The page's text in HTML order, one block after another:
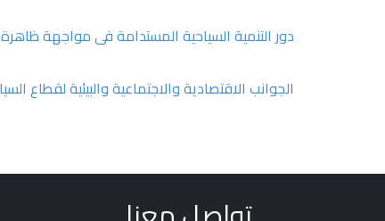
دور التنمية السياحية المستدامة فى مواجهة
الجوانب الاقتصادية والاجتماعية والبيئية لقطاع